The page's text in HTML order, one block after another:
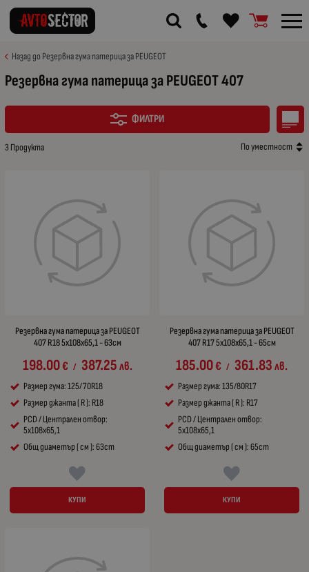
Назад до Резервна гума патерица за PEUGEOT
Резервна гума патерица за PEUGEOT 407
ФИЛТРИ
3 Продукта По уместност
Резервна гума патерица за PEUGEOT
407 R18 5x108x65,1 - 63см
198.00€ / 387.25лв.
Размер гума: 125/70R18
Размер джанта ( R ): R18
PCD / Централен отвор:
5x108x65,1
Общ диаметър ( см ): 63cm
КУПИ
Резервна гума патерица за PEUGEOT
407 R17 5x108x65,1 - 65см
185.00€ / 361.83лв.
Размер гума: 135/80R17
Размер джанта ( R ): R17
PCD / Централен отвор:
5x108x65,1
Общ диаметър ( см ): 65cm
КУПИ